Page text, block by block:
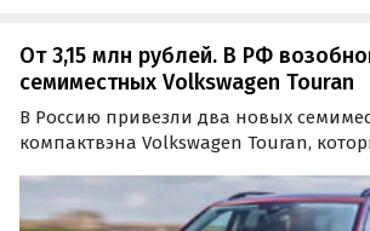
От 3,15 млн рублей. В РФ
семиместных Volkswagen Touran
В Россию привезли два новых
компактвэна Volkswagen Touran,
машины продают два
Воронежа, прося за них 3 149 000 и 3